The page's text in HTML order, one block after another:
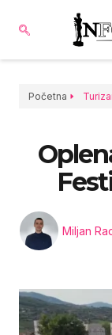
Početna
Miljan